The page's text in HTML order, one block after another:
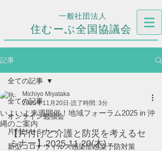
住むーぶ全国協議会
一般社団法人
記事
全ての記事
オンライン勉強会
片付けセミナー
新型コロナウィルス感染症感染予防対策
全ての記事
いよいよ来週開催！地域フォーラム2025 in 沖
縄のご案内
Michiyo Miyataka
2025年11月20日 読了時間: 3分
【片付けと介護と防災を考えるセ
ミナー】2025.11.20(木)